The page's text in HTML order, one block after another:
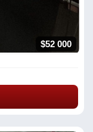
$52 000